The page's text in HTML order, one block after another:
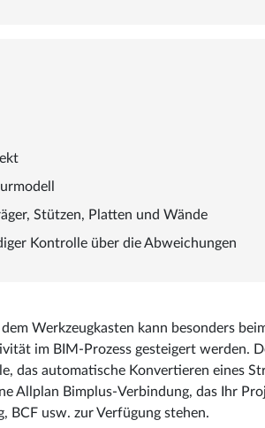
Stützen, Platten und Wände
Kontrolle über die Abweichungen
Werkzeugkasten kann besonders
im BIM-Prozess gesteigert werden.
das automatische Konvertieren eines
Allplan Bimplus-Verbindung, das Ihr
BCF usw. zur Verfügung stehen.